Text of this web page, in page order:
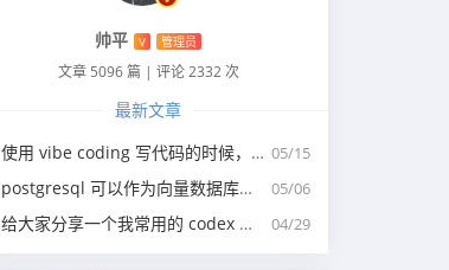
帅平 V 管理员
文章 5096 篇 | 评论 2332 次
最新文章
05/15
使用 vibe coding 写代码的时候，一般我们会涉及到哪些提示词？
05/06
postgresql 可以作为向量数据库，那我们安装哪个版本呢？
04/29
给大家分享一个我常用的 codex 中的 agents.md 文件